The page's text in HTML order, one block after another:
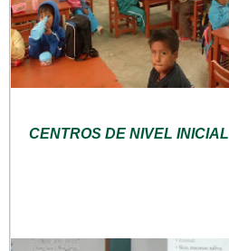
CENTROS DE NIVEL INICIAL